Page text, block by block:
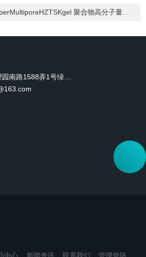
聚合物高分子量分析GPC柱
地址：上海市奉贤区望园南路1588弄1号绿地未来中心A3 2110室